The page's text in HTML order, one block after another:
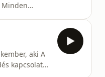
Minden
aki A
kapcsolatát